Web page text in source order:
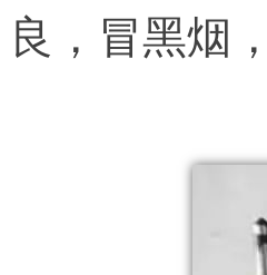
良，冒黑烟